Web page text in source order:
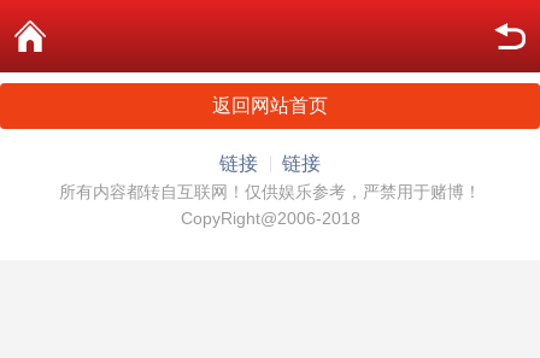
返回网站首页
链接 链接
所有内容都转自互联网！仅供娱乐参考，严禁用于赌博！
CopyRight@2006-2018